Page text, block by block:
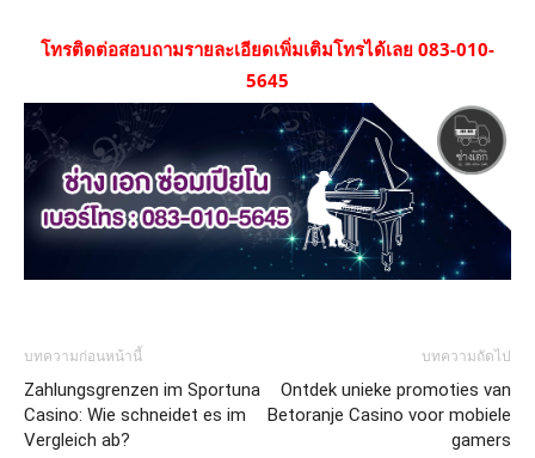
โทรติดต่อสอบถามรายละเอียดเพิ่มเติมโทรได้เลย 083-010-
5645
บทความก่อนหน้านี้
Zahlungsgrenzen im Sportuna
Casino: Wie schneidet es im
Vergleich ab?
บทความถัดไป
Ontdek unieke promoties van
Betoranje Casino voor mobiele
gamers